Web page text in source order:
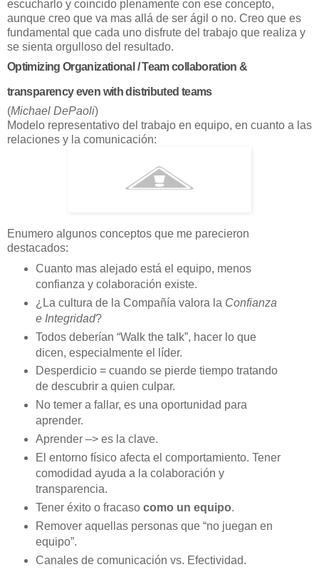
escucharlo y coincido plenamente con ese concepto,
aunque creo que va mas allá de ser ágil o no. Creo que es
fundamental que cada uno disfrute del trabajo que realiza y
se sienta orgulloso del resultado.
Optimizing Organizational / Team collaboration &
transparency even with distributed teams
(Michael DePaoli)
Modelo representativo del trabajo en equipo, en cuanto a las
relaciones y la comunicación:
Enumero algunos conceptos que me parecieron
destacados:
Cuanto mas alejado está el equipo, menos
confianza y colaboración existe.
¿La cultura de la Compañía valora la Confianza
e Integridad?
Todos deberían “Walk the talk”, hacer lo que
dicen, especialmente el líder.
Desperdicio = cuando se pierde tiempo tratando
de descubrir a quien culpar.
No temer a fallar, es una oportunidad para
aprender.
Aprender –> es la clave.
El entorno físico afecta el comportamiento. Tener
comodidad ayuda a la colaboración y
transparencia.
Tener éxito o fracaso como un equipo.
Remover aquellas personas que “no juegan en
equipo”.
Canales de comunicación vs. Efectividad.